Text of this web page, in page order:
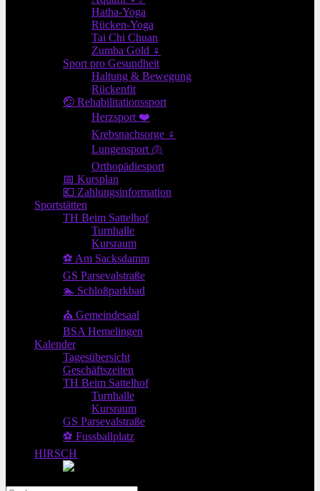
Hatha-Yoga
Rücken-Yoga
Tai Chi Chuan
Zumba Gold ♀
Sport pro Gesundheit
Haltung & Bewegung
Rückenfit
🤕 Rehabilitationssport
Herzsport ❤️
Krebsnachsorge ♀
Lungensport 🫁
Orthopädiesport
📅 Kursplan
💶 Zahlungsinformation
Sportstätten
TH Beim Sattelhof
Turnhalle
Kursraum
⚽ Am Sacksdamm
GS Parsevalstraße
🏊 Schloßparkbad
⛪ Gemeindesaal
BSA Hemelingen
Kalender
Tagesübersicht
Geschäftszeiten
TH Beim Sattelhof
Turnhalle
Kursraum
GS Parsevalstraße
⚽ Fussballplatz
HIRSCH